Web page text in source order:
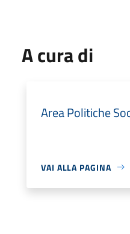
A cura di
Area Politiche
VAI ALLA PAGINA